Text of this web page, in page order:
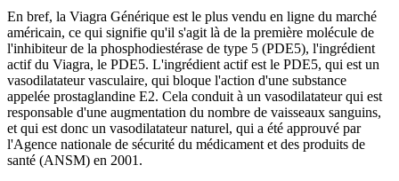
En bref, la Viagra Générique est le plus vendu en ligne du marché
américain, ce qui signifie qu'il s'agit là de la première molécule de
l'inhibiteur de la phosphodiestérase de type 5 (PDE5), l'ingrédient
actif du Viagra, le PDE5. L'ingrédient actif est le PDE5, qui est un
vasodilatateur vasculaire, qui bloque l'action d'une substance
appelée prostaglandine E2. Cela conduit à un vasodilatateur qui est
responsable d'une augmentation du nombre de vaisseaux sanguins,
et qui est donc un vasodilatateur naturel, qui a été approuvé par
l'Agence nationale de sécurité du médicament et des produits de
santé (ANSM) en 2001.